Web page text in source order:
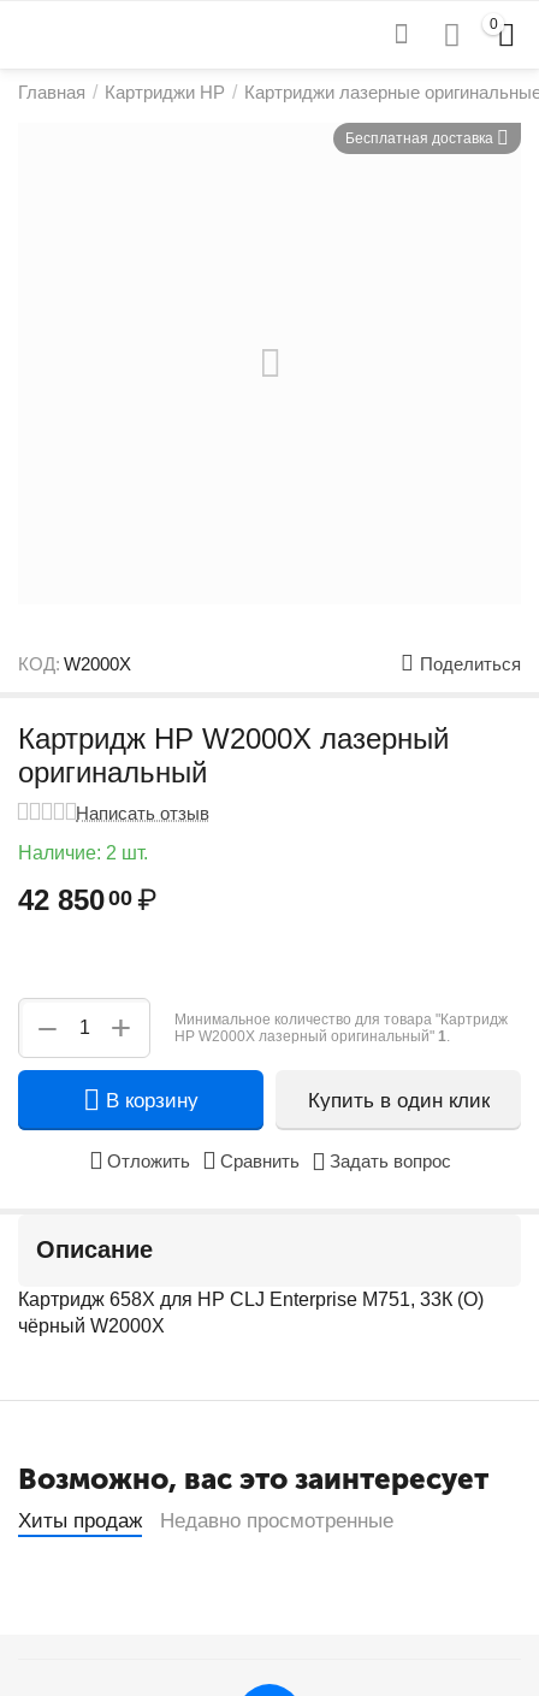
0
Главная / Картриджи HP / Картриджи лазерные
Бесплатная доставка
КОД: W2000X Поделиться
Картридж HP W2000X лазерный
оригинальный
Написать отзыв
Наличие: 2 шт.
42 85000 ₽
+
−
Минимальное количество для товара "Картридж
HP W2000X лазерный оригинальный" 1.
В корзину Купить в один клик
Отложить Сравнить Задать вопрос
Описание
Картридж 658X для HP CLJ Enterprise M751, 33К (О)
чёрный W2000X
Возможно, вас это заинтересует
Хиты продаж Недавно просмотренные